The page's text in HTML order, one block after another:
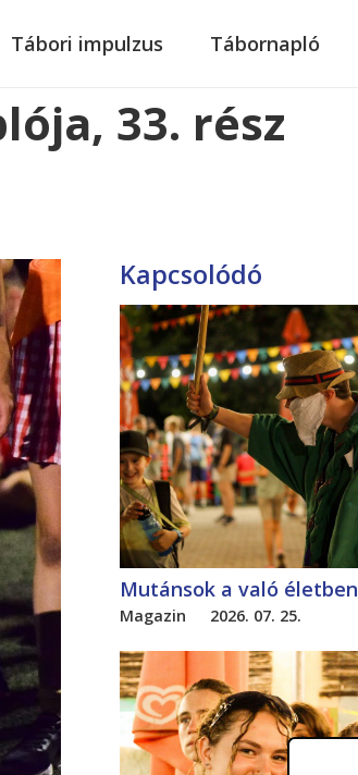
Tábori impulzus Tábornapló
33. rész
Kapcsolódó
Mutánsok a való életben
Magazin 2026. 07. 25.